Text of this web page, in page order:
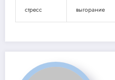
стресс выгорание